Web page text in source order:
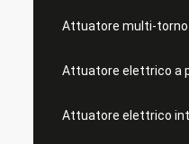
Attuatore multi-torno
Attuatore elettrico a
Attuatore elettrico